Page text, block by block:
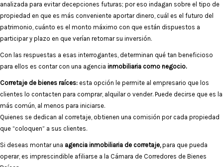
analizada para evitar decepciones futuras; por eso indagan sobre el tipo de
propiedad en que es más conveniente aportar dinero, cuál es el futuro del
patrimonio, cuánto es el monto máximo con que están dispuestos a
participar y plazo en que verían retornar su inversión.
Con las respuestas a esas interrogantes, determinan qué tan beneficioso
para ellos es contar con una agencia inmobiliaria como negocio.
Corretaje de bienes raíces: esta opción le permite al empresario que los
clientes lo contacten para comprar, alquilar o vender. Puede decirse que es la
más común, al menos para iniciarse.
Quienes se dedican al corretaje, obtienen una comisión por cada propiedad
que “coloquen” a sus clientes.
Si deseas montar una agencia inmobiliaria de corretaje,para que pueda
operar, es imprescindible afiliarse a la Cámara de Corredores de Bienes